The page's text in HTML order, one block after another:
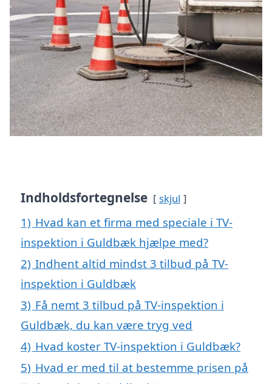
Indholdsfortegnelse skjul
1) Hvad kan et firma med speciale i TV-
inspektion i Guldbæk hjælpe med?
2) Indhent altid mindst 3 tilbud på TV-
inspektion i Guldbæk
3) Få nemt 3 tilbud på TV-inspektion i
Guldbæk, du kan være tryg ved
4) Hvad koster TV-inspektion i Guldbæk?
5) Hvad er med til at bestemme prisen på